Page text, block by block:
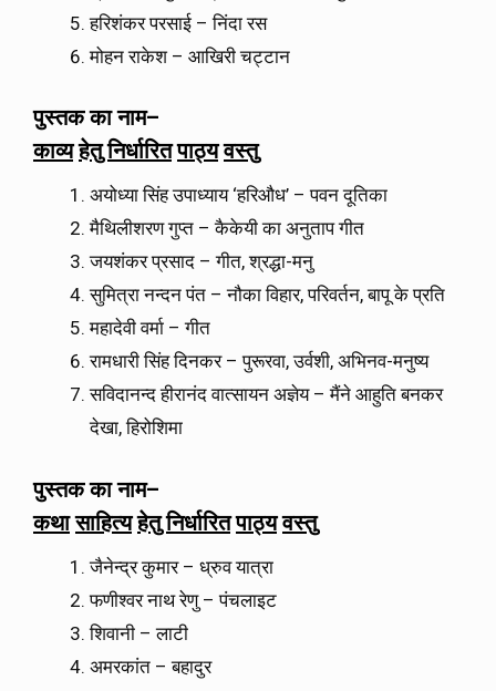
हरिशंकर परसाई – निंदा रस
मोहन राकेश – आखिरी चट्टान
पुस्तक का नाम–
काव्य हेतु निर्धारित पाठ्य वस्तु
अयोध्या सिंह उपाध्याय ‘हरिऔध’ – पवन दूतिका
मैथिलीशरण गुप्त – कैकेयी का अनुताप गीत
जयशंकर प्रसाद – गीत, श्रद्धा-मनु
सुमित्रा नन्दन पंत – नौका विहार, परिवर्तन, बापू के प्रति
महादेवी वर्मा – गीत
रामधारी सिंह दिनकर – पुरूरवा, उर्वशी, अभिनव-मनुष्य
सविदानन्द हीरानंद वात्सायन अज्ञेय – मैंने आहुति बनकर
देखा, हिरोशिमा
पुस्तक का नाम–
कथा साहित्य हेतु निर्धारित पाठ्य वस्तु
जैनेन्द्र कुमार – ध्रुव यात्रा
फणीश्वर नाथ रेणु – पंचलाइट
शिवानी – लाटी
अमरकांत – बहादुर